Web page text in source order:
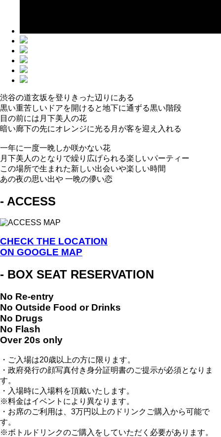
渋谷の道玄坂を登りきった辺りにある
黒い重苦しいドアを開けると地下に通ずる黒い階段
目の前には月下美人の花
暗い廊下の先にオレンジに光る月が客を迎え入れる
一年に一度一晩しか咲かない花
月下美人のとなりで繰り広げられる楽しいパーティー
この場所で生まれた新しい出会いや楽しい時間
あの夜の思い出や 一晩の儚い恋
- ACCESS
CHECK THE LOCATION
ON GOOGLE MAP
- BOX SEAT RESERVATION
No Re-entry
No Outside Food or Drinks
No Drugs
No Flash
Over 20s only
・ご入場は20歳以上の方に限ります。
・政府発行の顔写真付き身分証明書のご提示が必須となりま
す。
・入場時に入場料を頂戴いたします。
※料金はイベントにより異なります。
・お席のご利用は、3万円以上のドリンクご購入から可能で
す。
※ボトルドリンクのご購入をしていただく必要があります。